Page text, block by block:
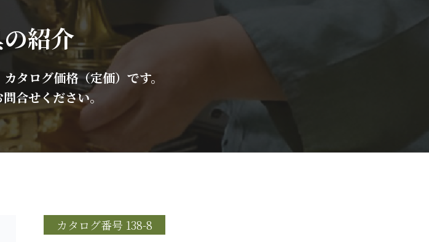
紹介
タログ価格（定価）です。
合せください。
カタログ番号 138-8